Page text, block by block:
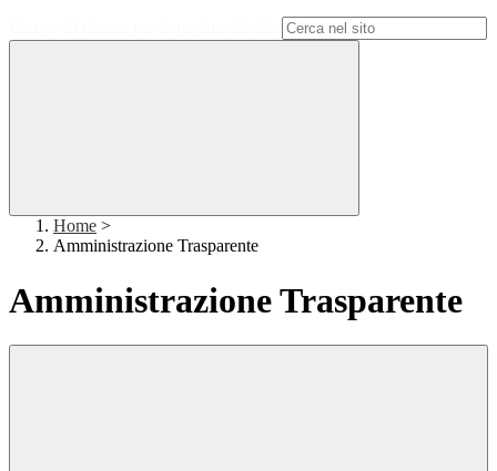
Home >
Amministrazione Trasparente
Amministrazione Trasparente